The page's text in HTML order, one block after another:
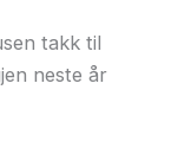
takk til
neste år